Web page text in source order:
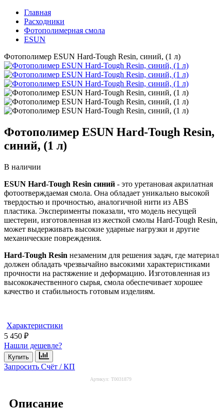
Главная
Расходники
Фотополимерная смола
ESUN
Фотополимер ESUN Hard-Tough Resin, синий, (1 л)
Фотополимер ESUN Hard-Tough Resin,
синий, (1 л)
В наличии
ESUN Hard-Tough Resin синий - это уретановая акрилатная
фотоотверждаемая смола. Она обладает уникально высокой
твердостью и прочностью, аналогичной нити из ABS
пластика. Эксперименты показали, что модель несущей
шестерни, изготовленная из жесткой смолы Hard-Tough Resin,
может выдерживать высокие ударные нагрузки и другие
механические повреждения.
Hard-Tough Resin незаменим для решения задач, где материал
должен обладать чрезвычайно высокими характеристиками
прочности на растяжение и деформацию. Изготовленная из
высококачественного сырья, смола обеспечивает хорошее
качество и стабильность готовым изделиям.
Характеристики
5 450 ₽
Нашли дешевле?
Купить
Запросить Счёт / КП
Артикул: Т0031879
Описание